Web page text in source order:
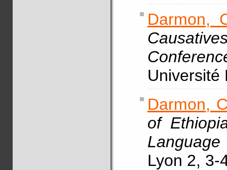
Darmon,
Université
Darmon,
of
Lyon 2,